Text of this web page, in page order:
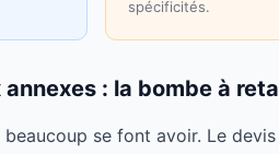
spécificités.
: la bombe à
se font avoir. Le